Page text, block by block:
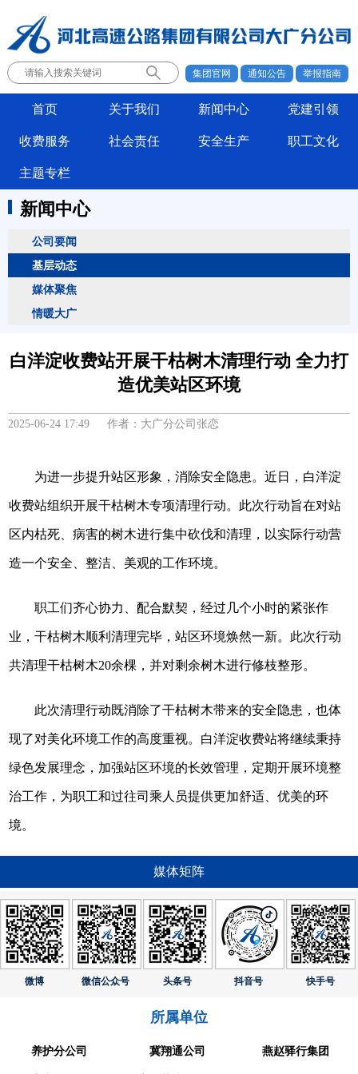
集团官网 通知公告 举报指南
首页 关于我们 新闻中心 党建引领
收费服务 社会责任 安全生产 职工文化
主题专栏
新闻中心
公司要闻
基层动态
媒体聚焦
情暖大广
白洋淀收费站开展干枯树木清理行动 全力打
造优美站区环境
2025-06-24 17:49 作者：大广分公司张恋
为进一步提升站区形象，消除安全隐患。近日，白洋淀
收费站组织开展干枯树木专项清理行动。此次行动旨在对站
区内枯死、病害的树木进行集中砍伐和清理，以实际行动营
造一个安全、整洁、美观的工作环境。
职工们齐心协力、配合默契，经过几个小时的紧张作
业，干枯树木顺利清理完毕，站区环境焕然一新。此次行动
共清理干枯树木20余棵，并对剩余树木进行修枝整形。
此次清理行动既消除了干枯树木带来的安全隐患，也体
现了对美化环境工作的高度重视。白洋淀收费站将继续秉持
绿色发展理念，加强站区环境的长效管理，定期开展环境整
治工作，为职工和过往司乘人员提供更加舒适、优美的环
境。
媒体矩阵
微博 微信公众号 头条号 抖音号 快手号
所属单位
养护分公司 冀翔通公司 燕赵驿行集团